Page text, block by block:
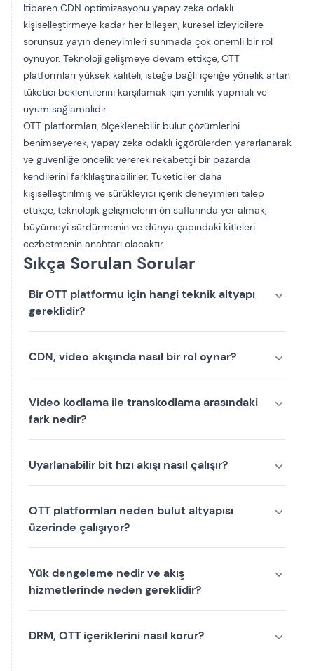
Itibaren CDN optimizasyonu yapay zeka odaklı
kişiselleştirmeye kadar her bileşen, küresel izleyicilere
sorunsuz yayın deneyimleri sunmada çok önemli bir rol
oynuyor. Teknoloji gelişmeye devam ettikçe, OTT
platformları yüksek kaliteli, isteğe bağlı içeriğe yönelik artan
tüketici beklentilerini karşılamak için yenilik yapmalı ve
uyum sağlamalıdır.
OTT platformları, ölçeklenebilir bulut çözümlerini
benimseyerek, yapay zeka odaklı içgörülerden yararlanarak
ve güvenliğe öncelik vererek rekabetçi bir pazarda
kendilerini farklılaştırabilirler. Tüketiciler daha
kişiselleştirilmiş ve sürükleyici içerik deneyimleri talep
ettikçe, teknolojik gelişmelerin ön saflarında yer almak,
büyümeyi sürdürmenin ve dünya çapındaki kitleleri
cezbetmenin anahtarı olacaktır.
Sıkça Sorulan Sorular
Bir OTT platformu için hangi teknik altyapı
gereklidir?
CDN, video akışında nasıl bir rol oynar?
Video kodlama ile transkodlama arasındaki
fark nedir?
Uyarlanabilir bit hızı akışı nasıl çalışır?
OTT platformları neden bulut altyapısı
üzerinde çalışıyor?
Yük dengeleme nedir ve akış
hizmetlerinde neden gereklidir?
DRM, OTT içeriklerini nasıl korur?